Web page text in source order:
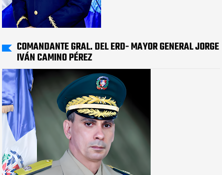
COMANDANTE GRAL. DEL ERD- MAYOR GENERAL JORGE
IVÁN CAMINO PÉREZ